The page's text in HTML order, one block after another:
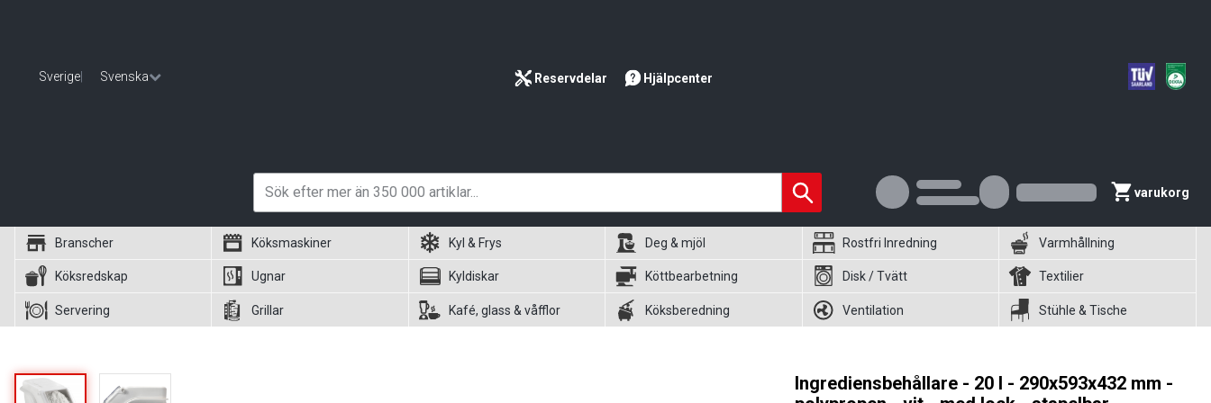
Sverige Svenska Reservdelar Hjälpcenter
varukorg
Branscher Köksmaskiner Kyl & Frys Deg & mjöl Rostfri Inredning Varmhållning
Köksredskap Ugnar Kyldiskar Köttbearbetning Disk / Tvätt Textilier
Servering Grillar Kafé, glass & våfflor Köksberedning Ventilation Stühle & Tische
Ingrediensbehållare - 20 l - 290x593x432 mm -